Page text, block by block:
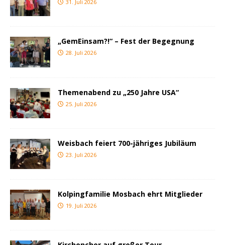
31. Juli 2026
„GemEinsam?!“ – Fest der Begegnung
28. Juli 2026
Themenabend zu „250 Jahre USA“
25. Juli 2026
Weisbach feiert 700-jähriges Jubiläum
23. Juli 2026
Kolpingfamilie Mosbach ehrt Mitglieder
19. Juli 2026